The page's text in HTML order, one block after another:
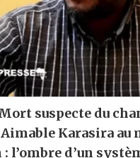
suspecte du
Karasira au
l’ombre d’un